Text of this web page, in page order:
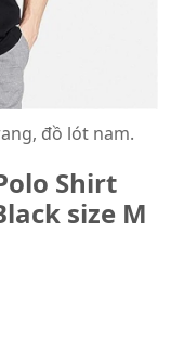
đồ lót nam.
Shirt
size M